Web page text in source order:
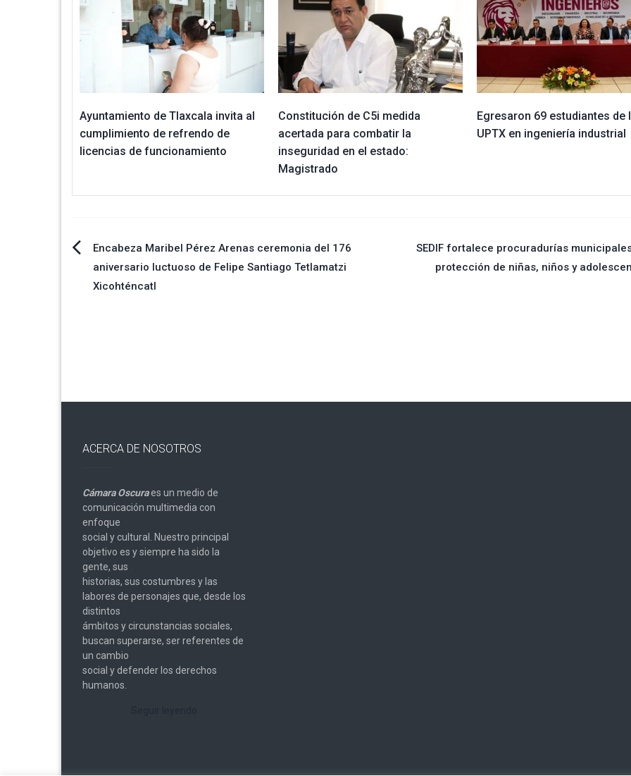
Ayuntamiento de Tlaxcala invita al
cumplimiento de refrendo de
licencias de funcionamiento
Constitución de C5i medida
acertada para combatir la
inseguridad en el estado:
Magistrado
Egresaron 69 estudiantes de
UPTX en ingeniería industrial
Navegación
de
Encabeza Maribel Pérez Arenas ceremonia del 176
aniversario luctuoso de Felipe Santiago Tetlamatzi
Xicohténcatl
SEDIF fortalece procuradurías
protección de niñas, niños y
ACERCA DE NOSOTROS
Cámara Oscuraes un medio de
comunicación multimedia con
enfoque
social y cultural. Nuestro principal
objetivo es y siempre ha sido la
gente, sus
historias, sus costumbres y las
labores de personajes que, desde los
distintos
ámbitos y circunstancias sociales,
buscan superarse, ser referentes de
un cambio
social y defender los derechos
humanos.